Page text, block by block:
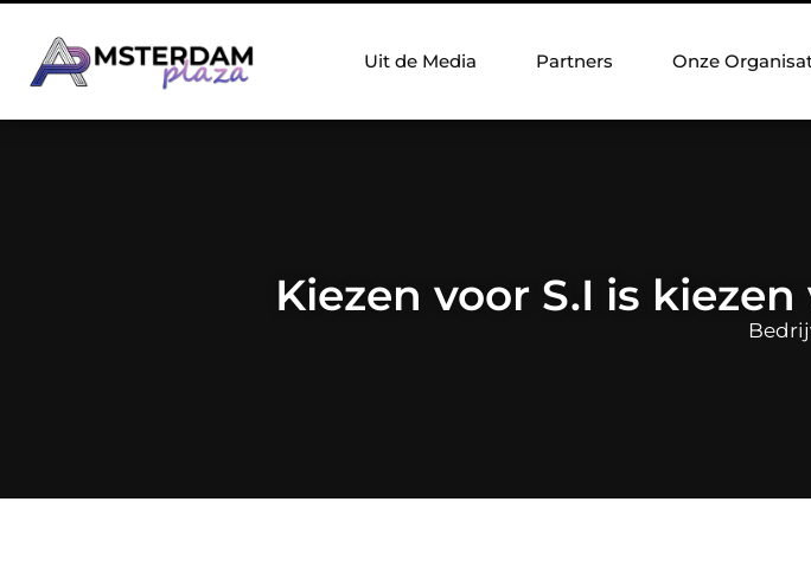
Uit de Media Partners Onze
Kiezen voor S.I is